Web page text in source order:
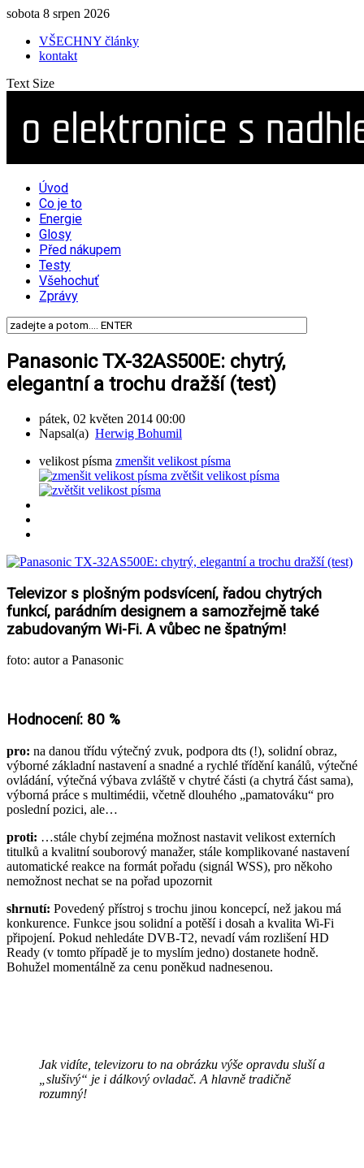
sobota 8 srpen 2026
VŠECHNY články
kontakt
Text Size
Úvod
Co je to
Energie
Glosy
Před nákupem
Testy
Všehochuť
Zprávy
Panasonic TX-32AS500E: chytrý,
elegantní a trochu dražší (test)
pátek, 02 květen 2014 00:00
Napsal(a) Herwig Bohumil
velikost písma zmenšit velikost písma
zvětšit velikost písma
Televizor s plošným podsvícení, řadou chytrých
funkcí, parádním designem a samozřejmě také
zabudovaným Wi-Fi. A vůbec ne špatným!
foto: autor a Panasonic
Hodnocení: 80 %
pro: na danou třídu výtečný zvuk, podpora dts (!), solidní obraz,
výborné základní nastavení a snadné a rychlé třídění kanálů, výtečné
ovládání, výtečná výbava zvláště v chytré části (a chytrá část sama),
výborná práce s multimédii, včetně dlouhého „pamatováku“ pro
poslední pozici, ale…
proti: …stále chybí zejména možnost nastavit velikost externích
titulků a kvalitní souborový manažer, stále komplikované nastavení
automatické reakce na formát pořadu (signál WSS), pro někoho
nemožnost nechat se na pořad upozornit
shrnutí: Povedený přístroj s trochu jinou koncepcí, než jakou má
konkurence. Funkce jsou solidní a potěší i dosah a kvalita Wi-Fi
připojení. Pokud nehledáte DVB-T2, nevadí vám rozlišení HD
Ready (v tomto případě je to myslím jedno) dostanete hodně.
Bohužel momentálně za cenu poněkud nadnesenou.
Jak vidíte, televizoru to na obrázku výše opravdu sluší a
„slušivý“ je i dálkový ovladač. A hlavně tradičně
rozumný!